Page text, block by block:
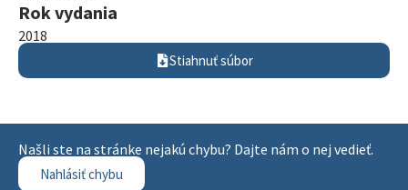
Rok vydania
2018
Stiahnuť súbor
Našli ste na stránke nejakú chybu? Dajte nám o nej vedieť.
Nahlásiť chybu